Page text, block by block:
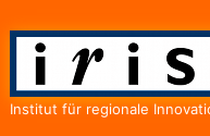
Institut für regionale